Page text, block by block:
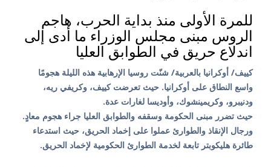
للمرة الأولى منذ بداية الحرب، هاجم
الروس مبنى مجلس الوزراء ما أدى إلى
اندلاع حريق في الطوابق العليا
كييف/ أوكرانيا بالعربية/ شنّت روسيا الإرهابية هذه الليلة هجومًا
واسع النطاق على أوكرانيا. حيث تعرضت كييف، وكريفي ريه،
ودنيبرو، وكريمينشوك، وأوديسا لغارات عدة.
حيث تضرر مبنى الحكومة وسقفه والطوابق العليا جراء هجوم معادٍ.
ورجال الإنقاذ والطوارئ عملوا على إخماد الحريق، حيث استدعاء
طائرة هليكوبتر تابعة لخدمة الطوارئ الحكومية لإخماد الحريق.